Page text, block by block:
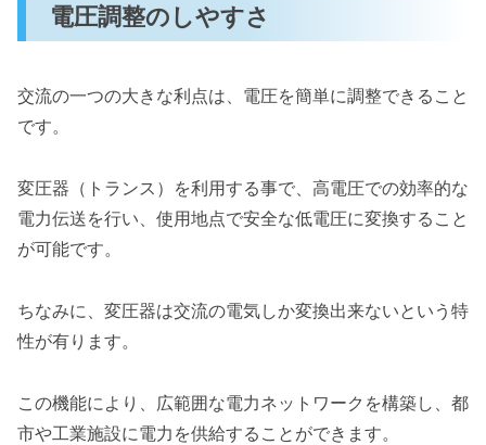
電圧調整のしやすさ
交流の一つの大きな利点は、電圧を簡単に調整できること
です。
変圧器（トランス）を利用する事で、高電圧での効率的な
電力伝送を行い、使用地点で安全な低電圧に変換すること
が可能です。
ちなみに、変圧器は交流の電気しか変換出来ないという特
性が有ります。
この機能により、広範囲な電力ネットワークを構築し、都
市や工業施設に電力を供給することができます。